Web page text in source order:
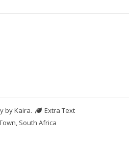
byKaira.
Extra Text
South Africa